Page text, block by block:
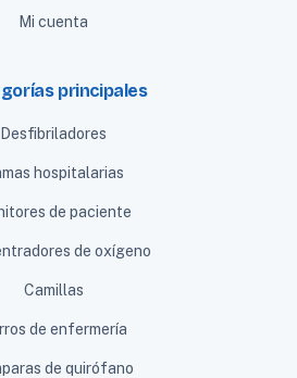
Mi cuenta
principales
Desfibriladores
hospitalarias
de paciente
de oxígeno
Camillas
de enfermería
de quirófano